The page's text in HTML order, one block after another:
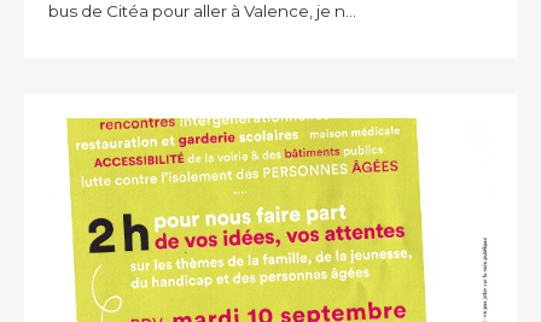
bus de Citéa pour aller à Valence, je n...